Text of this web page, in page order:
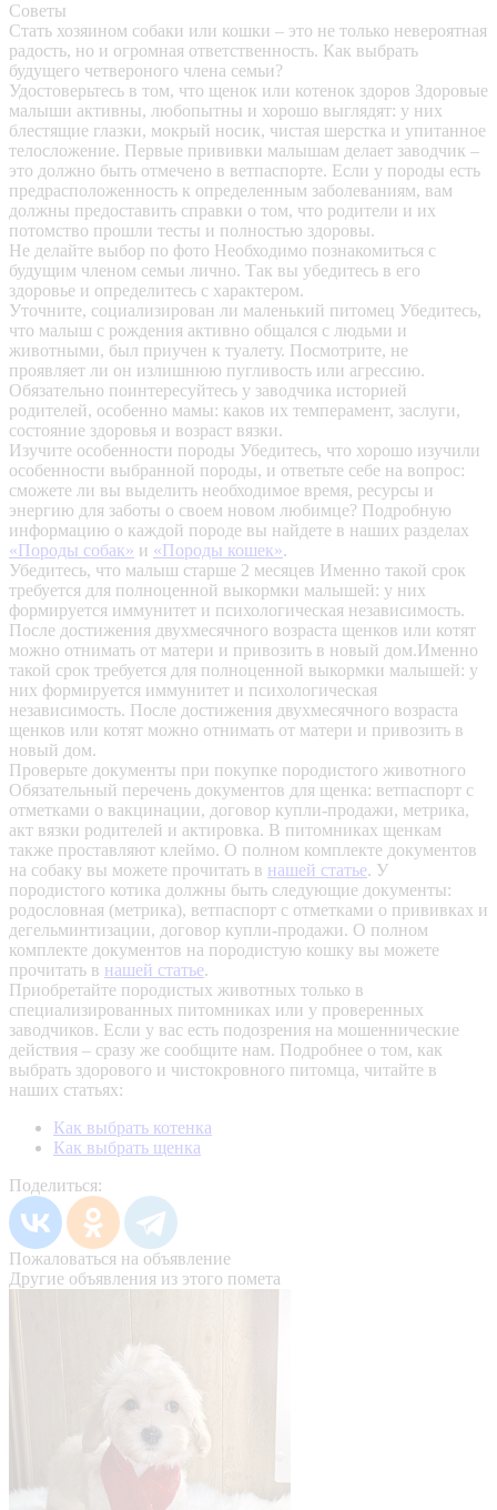
Советы
Стать хозяином собаки или кошки – это не только невероятная
радость, но и огромная ответственность. Как выбрать
будущего четвероного члена семьи?
Удостоверьтесь в том, что щенок или котенок здоров Здоровые
малыши активны, любопытны и хорошо выглядят: у них
блестящие глазки, мокрый носик, чистая шерстка и упитанное
телосложение. Первые прививки малышам делает заводчик –
это должно быть отмечено в ветпаспорте. Если у породы есть
предрасположенность к определенным заболеваниям, вам
должны предоставить справки о том, что родители и их
потомство прошли тесты и полностью здоровы.
Не делайте выбор по фото Необходимо познакомиться с
будущим членом семьи лично. Так вы убедитесь в его
здоровье и определитесь с характером.
Уточните, социализирован ли маленький питомец Убедитесь,
что малыш с рождения активно общался с людьми и
животными, был приучен к туалету. Посмотрите, не
проявляет ли он излишнюю пугливость или агрессию.
Обязательно поинтересуйтесь у заводчика историей
родителей, особенно мамы: каков их темперамент, заслуги,
состояние здоровья и возраст вязки.
Изучите особенности породы Убедитесь, что хорошо изучили
особенности выбранной породы, и ответьте себе на вопрос:
сможете ли вы выделить необходимое время, ресурсы и
энергию для заботы о своем новом любимце? Подробную
информацию о каждой породе вы найдете в наших разделах
«Породы собак» и «Породы кошек».
Убедитесь, что малыш старше 2 месяцев Именно такой срок
требуется для полноценной выкормки малышей: у них
формируется иммунитет и психологическая независимость.
После достижения двухмесячного возраста щенков или котят
можно отнимать от матери и привозить в новый дом.Именно
такой срок требуется для полноценной выкормки малышей: у
них формируется иммунитет и психологическая
независимость. После достижения двухмесячного возраста
щенков или котят можно отнимать от матери и привозить в
новый дом.
Проверьте документы при покупке породистого животного
Обязательный перечень документов для щенка: ветпаспорт с
отметками о вакцинации, договор купли-продажи, метрика,
акт вязки родителей и актировка. В питомниках щенкам
также проставляют клеймо. О полном комплекте документов
на собаку вы можете прочитать в нашей статье. У
породистого котика должны быть следующие документы:
родословная (метрика), ветпаспорт с отметками о прививках и
дегельминтизации, договор купли-продажи. О полном
комплекте документов на породистую кошку вы можете
прочитать в нашей статье.
Приобретайте породистых животных только в
специализированных питомниках или у проверенных
заводчиков. Если у вас есть подозрения на мошеннические
действия – сразу же сообщите нам. Подробнее о том, как
выбрать здорового и чистокровного питомца, читайте в
наших статьях:
Как выбрать котенка
Как выбрать щенка
Поделиться:
Пожаловаться на объявление
Другие объявления из этого помета